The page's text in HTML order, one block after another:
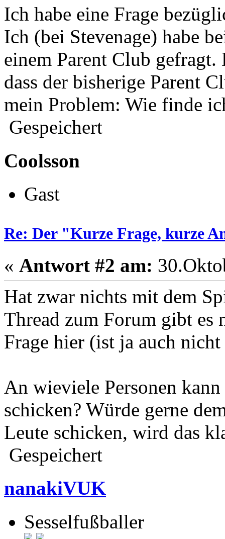
Ich habe eine Frage
Ich (bei Stevenage) habe
einem Parent Club gefragt.
dass der bisherige Parent
mein Problem: Wie finde
Gespeichert
Coolsson
Gast
Re: Der "Kurze Frage, kurze
« Antwort #2 am:
Hat zwar nichts mit dem
Thread zum Forum gibt es
Frage hier (ist ja auch
An wieviele Personen
schicken? Würde gerne
Leute schicken, wird das
Gespeichert
nanakiVUK
Sesselfußballer